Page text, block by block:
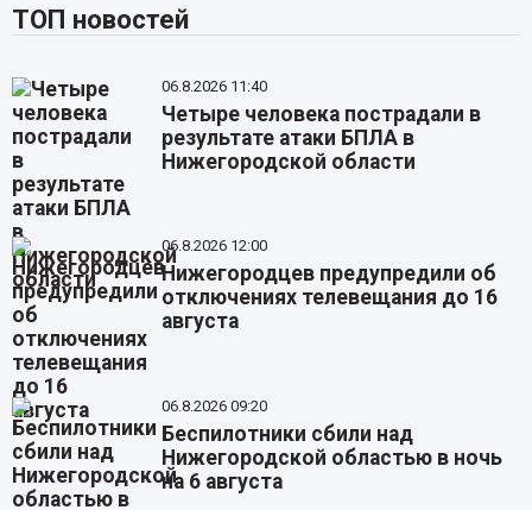
ТОП новостей
06.8.2026 11:40
Четыре человека пострадали в
результате атаки БПЛА в
Нижегородской области
06.8.2026 12:00
Нижегородцев предупредили об
отключениях телевещания до 16
августа
06.8.2026 09:20
Беспилотники сбили над
Нижегородской областью в ночь
на 6 августа